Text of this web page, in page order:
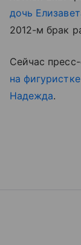
дочь
2012-м брак
Сейчас
на
Надежда.